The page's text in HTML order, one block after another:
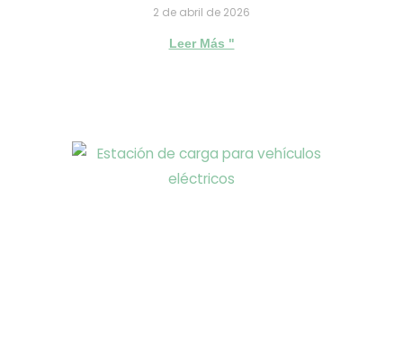
2 de abril de 2026
Leer Más "